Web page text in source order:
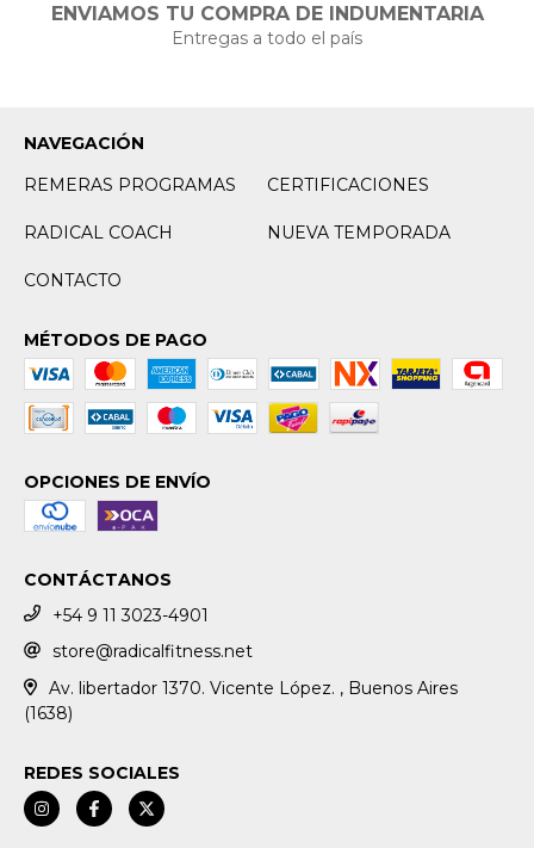
ENVIAMOS TU COMPRA DE INDUMENTARIA
Entregas a todo el país
NAVEGACIÓN
REMERAS PROGRAMAS
CERTIFICACIONES
RADICAL COACH NUEVA TEMPORADA
CONTACTO
MÉTODOS DE PAGO
OPCIONES DE ENVÍO
CONTÁCTANOS
+54 9 11 3023-4901
store@radicalfitness.net
Av. libertador 1370. Vicente López. , Buenos Aires
(1638)
REDES SOCIALES